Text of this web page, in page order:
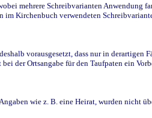
mehrere Schreibvarianten Anwendung
im Kirchenbuch verwendeten
vorausgesetzt, dass nur in
der Ortsangabe für den Taufpaten ein
wie z. B. eine Heirat, wurden nicht